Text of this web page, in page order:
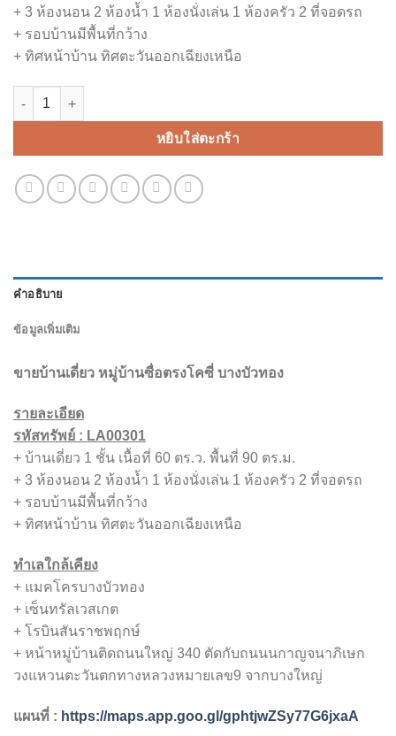
+ 3 ห้องนอน 2 ห้องน้ำ 1 ห้องนั่งเล่น 1 ห้องครัว 2 ที่จอดรถ
+ รอบบ้านมีพื้นที่กว้าง
+ ทิศหน้าบ้าน ทิศตะวันออกเฉียงเหนือ
จำนวน ขายบ้านเดี่ยว หมู่บ้านซื่อตรงโคซี่ บางบัวทอง ชิ้น
หยิบใส่ตะกร้า
คำอธิบาย
ข้อมูลเพิ่มเติม
ขายบ้านเดี่ยว หมู่บ้านซื่อตรงโคซี่ บางบัวทอง
รายละเอียด
รหัสทรัพย์ : LA00301
+ บ้านเดี่ยว 1 ชั้น เนื้อที่ 60 ตร.ว. พื้นที่ 90 ตร.ม.
+ 3 ห้องนอน 2 ห้องน้ำ 1 ห้องนั่งเล่น 1 ห้องครัว 2 ที่จอดรถ
+ รอบบ้านมีพื้นที่กว้าง
+ ทิศหน้าบ้าน ทิศตะวันออกเฉียงเหนือ
ทำเลใกล้เคียง
+ แมคโครบางบัวทอง
+ เซ็นทรัลเวสเกต
+ โรบินสันราชพฤกษ์
+ หน้าหมู่บ้านติดถนนใหญ่ 340 ตัดกับถนนนกาญจนาภิเษก
วงแหวนตะวันตกทางหลวงหมายเลข9 จากบางใหญ่
แผนที่ : https://maps.app.goo.gl/gphtjwZSy77G6jxaA